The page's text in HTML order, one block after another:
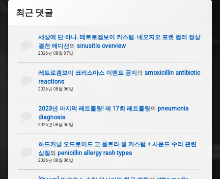
최근 댓글
세상에 단 하나. 레트로겜보이 커스텀. 네오지오 포켓 컬러 정상
결전 에디션의 sinusitis overview
2026년 08월 07일
레트로겜보이 크리스마스 이벤트 공지의 amoxicillin antibiotic
reactions
2026년 08월 06일
2023년 마지막 레트롤링! 제 17회 레트롤링의 pneumonia
diagnosis
2026년 08월 06일
하드커널 오드로이드 고 울트라 쉘 커스텀 + 사운드 수리 관련
삽질의 penicillin allergy rash types
2026년 08월 06일